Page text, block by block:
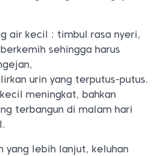
air kecil : timbul rasa nyeri,
sehingga harus
urin yang terputus-putus.
meningkat, bahkan
terbangun di malam hari
yang lebih lanjut, keluhan